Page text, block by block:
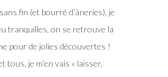
fin (et bourré d’âneries), je
tranquilles, on se retrouve la
pour de jolies découvertes !
tous, je m’en vais « laisser,